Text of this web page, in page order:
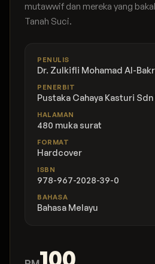
mutawwif dan mereka yang
Tanah Suci.
PENULIS
Dr. Zulkifli Mohamad Al-
PENERBIT
Pustaka Cahaya Kasturi Sdn
HALAMAN
480 muka surat
FORMAT
Hardcover
ISBN
978-967-2028-39-0
BAHASA
Bahasa Melayu
100